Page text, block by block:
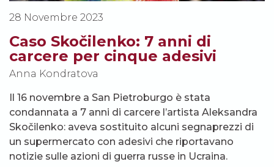
28 Novembre 2023
Caso Skočilenko: 7 anni di
carcere per cinque adesivi
Anna Kondratova
Il 16 novembre a San Pietroburgo è stata
condannata a 7 anni di carcere l’artista Aleksandra
Skočilenko: aveva sostituito alcuni segnaprezzi di
un supermercato con adesivi che riportavano
notizie sulle azioni di guerra russe in Ucraina.